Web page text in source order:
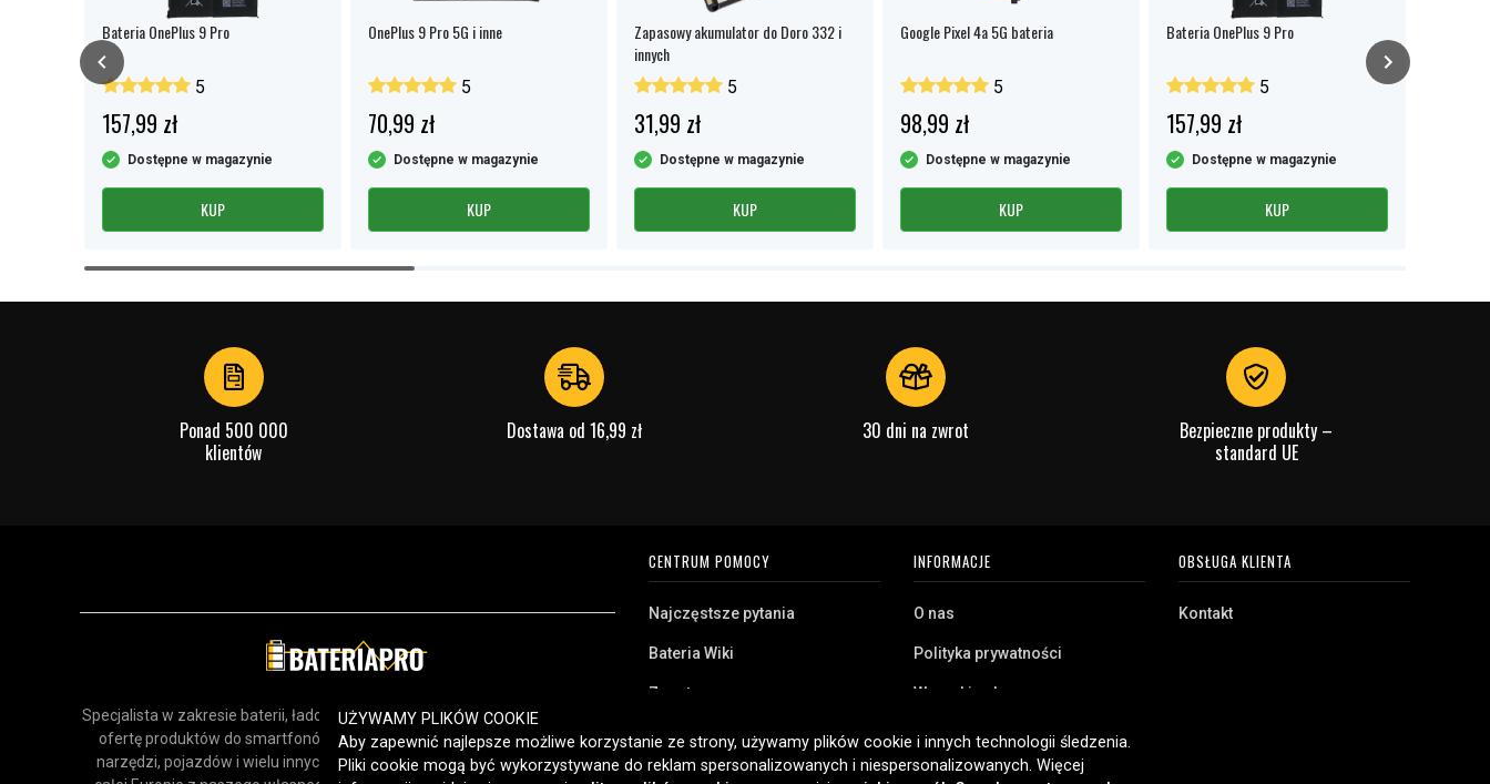
Bateria OnePlus 9 Pro
5
157,99 zł
Dostępne w magazynie
KUP
OnePlus 9 Pro 5G i inne
5
70,99 zł
Dostępne w magazynie
KUP
Zapasowy akumulator do Doro 332 i
innych
5
31,99 zł
Dostępne w magazynie
KUP
Google Pixel 4a 5G bateria
5
98,99 zł
Dostępne w magazynie
KUP
Bateria OnePlus 9 Pro
5
157,99 zł
Dostępne w magazynie
KUP
Item
Ponad 500 000
klientów
Dostawa od 16,99 zł 30 dni na zwrot
Bezpieczne produkty –
standard UE
Specjalista w zakresie baterii, ładowarek i akcesoriów. Odkryj naszą szeroką
ofertę produktów do smartfonów, urządzeń gospodarstwa domowego,
narzędzi, pojazdów i wielu innych zastosowań. Dostarczamy klientom w
CENTRUM POMOCY
Najczęstsze pytania
Bateria Wiki
Zwrot
Klient biznesowy
Jaką baterię posiadam?
INFORMACJE
O nas
Polityka prywatności
Warunki zakupu
Pliki cookie
OBSŁUGA KLIENTA
Kontakt
UŻYWAMY PLIKÓW COOKIE
Aby zapewnić najlepsze możliwe korzystanie ze strony, używamy plików cookie i innych technologii śledzenia.
Pliki cookie mogą być wykorzystywane do reklam spersonalizowanych i niespersonalizowanych. Więcej